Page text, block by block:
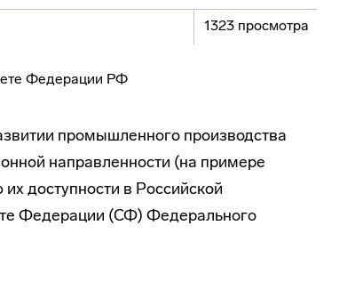
1323 просмотра
промышленного производства
направленности (на примере
доступности в Российской
Федерации (СФ) Федерального